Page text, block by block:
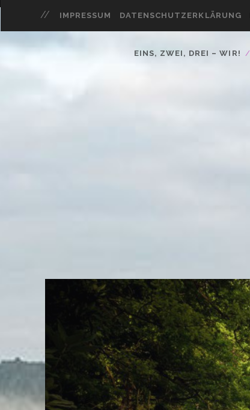
IMPRESSUM DATENSCHUTZERKLÄRUNG
EINS, ZWEI, DREI – WIR!